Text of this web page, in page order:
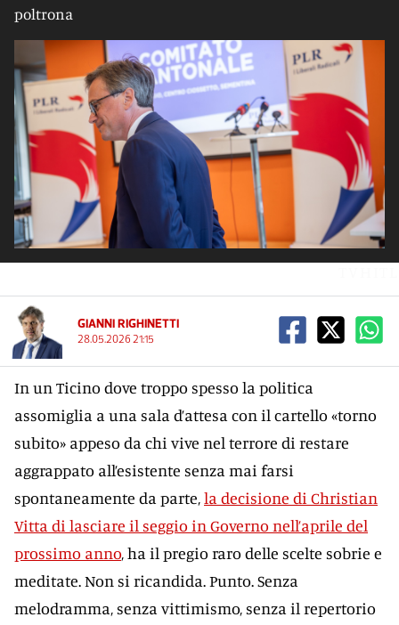
poltrona
GIANNI RIGHINETTI
28.05.2026 21:15
In un Ticino dove troppo spesso la politica
assomiglia a una sala d’attesa con il cartello «torno
subito» appeso da chi vive nel terrore di restare
aggrappato all’esistente senza mai farsi
spontaneamente da parte,la decisione di Christian
Vitta di lasciare il seggio in Governo nell’aprile del
prossimo anno, ha il pregio raro delle scelte sobrie e
meditate. Non si ricandida. Punto. Senza
melodramma, senza vittimismo, senza il repertorio